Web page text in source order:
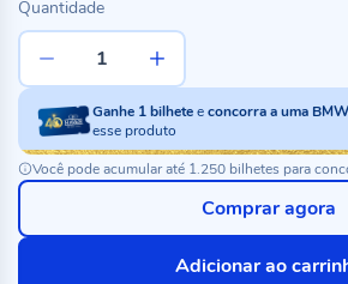
Quantidade
Ganhe 1bilheteeconcorra a uma
esse produto
Você pode acumular até 1.250 bilhetes para
Adicionar ao
Comprar agora